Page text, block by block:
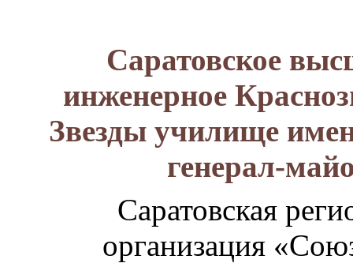
Саратовское
инженерное
Звезды училище
генерал-
Саратовская
организация